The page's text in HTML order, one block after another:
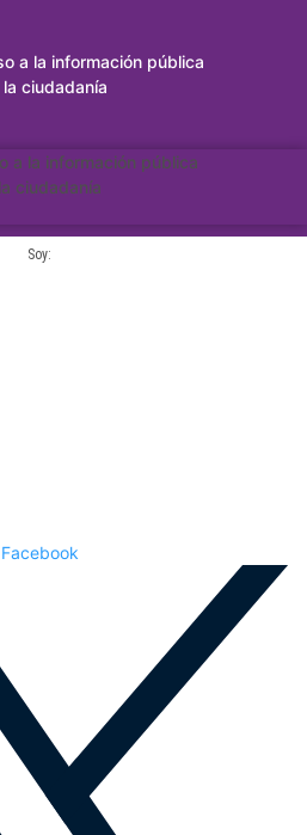
a la información pública
ciudadanía
a la información pública
ciudadanía
Soy:
Facebook